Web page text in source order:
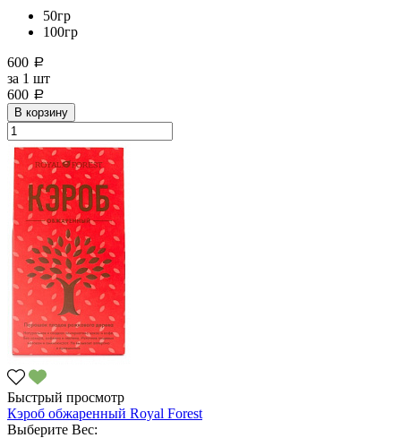
50гр
100гр
600 a
за 1 шт
600 a
В корзину
Быстрый просмотр
Кэроб обжаренный Royal Forest
Выберите Вес: